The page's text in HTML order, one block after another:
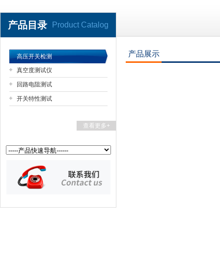
扬州国浩电气有限公司
产品目录 Product Catalog
高压开关检测
真空度测试仪
回路电阻测试
开关特性测试
查看更多+
产品展示